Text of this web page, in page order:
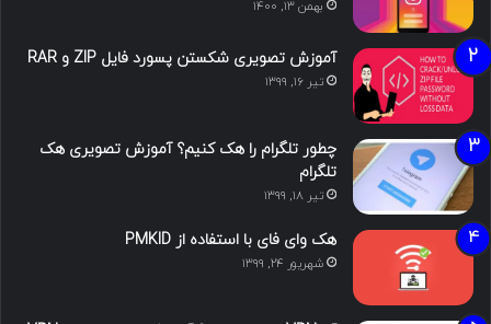
بهمن ۱۳, ۱۴۰۰
آموزش تصویری شکستن پسورد فایل ZIP و RAR
تیر ۱۶, ۱۳۹۹
چطور تلگرام را هک کنیم؟ آموزش تصویری هک
تلگرام
تیر ۱۸, ۱۳۹۹
هک وای فای با استفاده از PMKID
شهریور ۲۴, ۱۳۹۹